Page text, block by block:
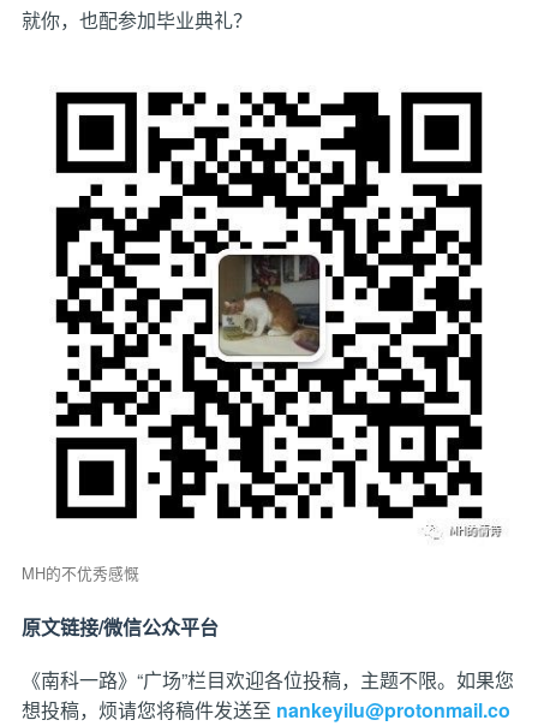
就你，也配参加毕业典礼？
MH的不优秀感慨
原文链接/微信公众平台
《南科一路》“广场”栏目欢迎各位投稿，主题不限。如果您
想投稿，烦请您将稿件发送至 nankeyilu@protonmail.co